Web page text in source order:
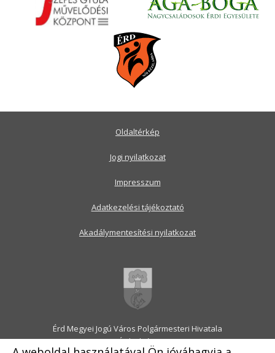
Érd Megyei Jogú Város Polgármesteri Hivatala
2030 Érd, Alsó utca 1.
Oldaltérkép
Jogi nyilatkozat
Impresszum
Adatkezelési tájékoztató
Akadálymentesítési nyilatkozat